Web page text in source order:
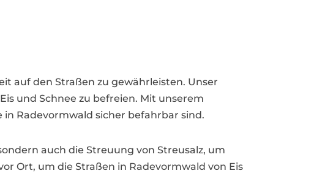
auf den Straßen zu gewährleisten. Unser
und Schnee zu befreien. Mit unserem
Radevormwald sicher befahrbar sind.
auch die Streuung von Streusalz, um
Ort, um die Straßen in Radevormwald von Eis